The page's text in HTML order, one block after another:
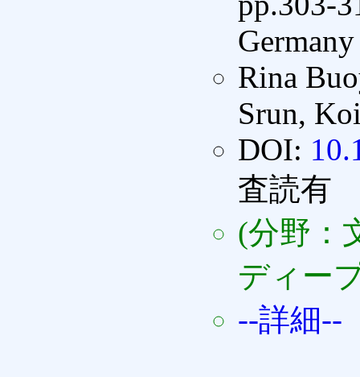
Rina
Srun,
DOI:
査読有
(分野：
ディー
--詳細--